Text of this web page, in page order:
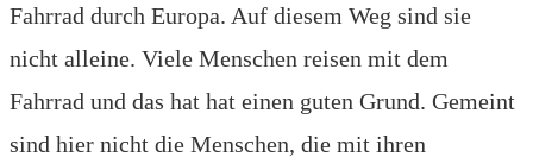
Fahrrad durch Europa. Auf diesem Weg sind sie
nicht alleine. Viele Menschen reisen mit dem
Fahrrad und das hat hat einen guten Grund. Gemeint
sind hier nicht die Menschen, die mit ihren